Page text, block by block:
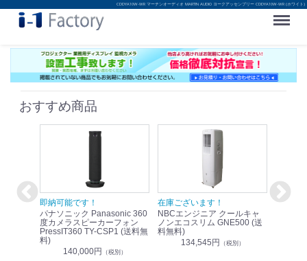
CDDYA10W-WR マーチンオーディオ MARTIN AUDIO ヨークアッセンブリー CDDYA10W-WR (ホワイト)
Menu
おすすめ商品
即納可能です！
パナソニック Panasonic 360
度カメラスピーカーフォン
PressIT360 TY-CSP1 (送料無
料)
140,000円 （税別）
在庫ございます！
NBCエンジニア クールキャ
ノンエコスリム GNE500 (送
料無料)
134,545円 （税別）
即納可